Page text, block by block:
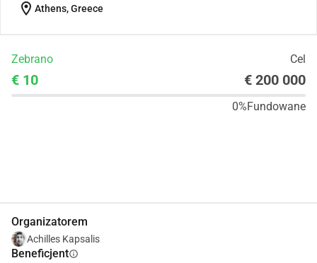
location_on Athens, Greece
Zebrano Cel
€ 10 € 200 000
0%Fundowane
Organizatorem
Achilles Kapsalis
Beneficjentinfo